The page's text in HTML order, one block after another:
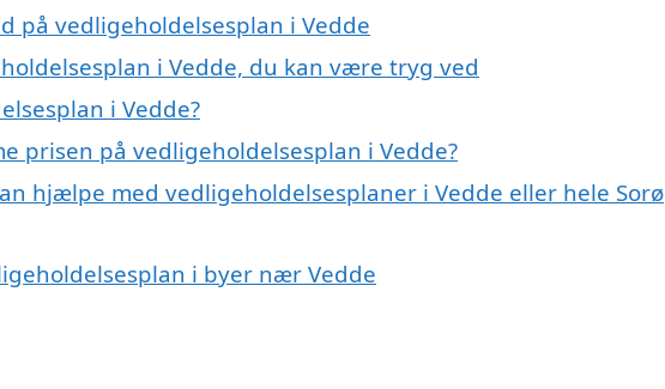
på vedligeholdelsesplan i Vedde
i Vedde, du kan være tryg ved
i Vedde?
prisen på vedligeholdelsesplan i Vedde?
hjælpe med vedligeholdelsesplaner i Vedde eller hele Sorø
i byer nær Vedde